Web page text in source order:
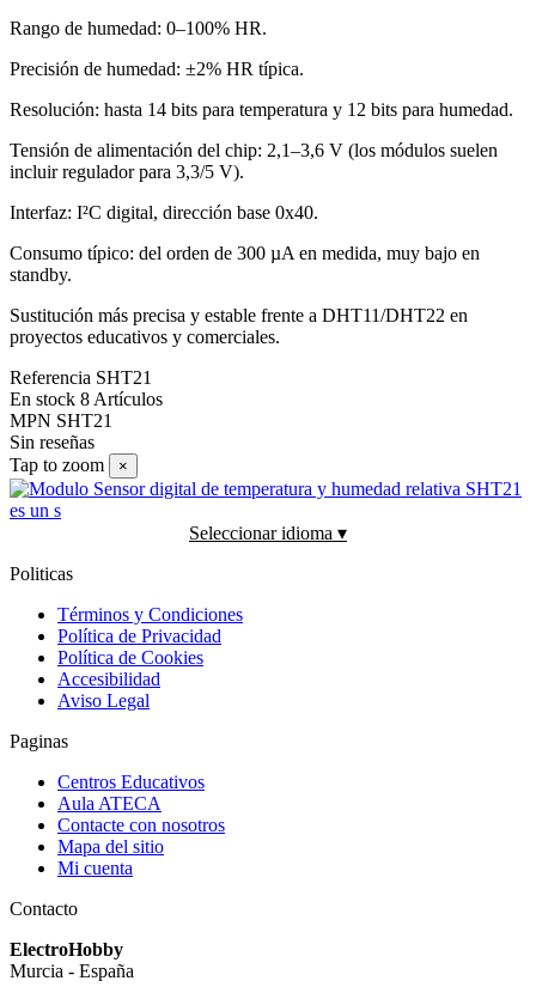
Rango de humedad: 0–100% HR.
Precisión de humedad: ±2% HR típica.
Resolución: hasta 14 bits para temperatura y 12 bits para humedad.
Tensión de alimentación del chip: 2,1–3,6 V (los módulos suelen
incluir regulador para 3,3/5 V).
Interfaz: I²C digital, dirección base 0x40.
Consumo típico: del orden de 300 µA en medida, muy bajo en
standby.
Sustitución más precisa y estable frente a DHT11/DHT22 en
proyectos educativos y comerciales.
Referencia SHT21
En stock 8 Artículos
MPN SHT21
Sin reseñas
Tap to zoom
×
Seleccionar idioma ▾
Politicas
Términos y Condiciones
Política de Privacidad
Política de Cookies
Accesibilidad
Aviso Legal
Paginas
Centros Educativos
Aula ATECA
Contacte con nosotros
Mapa del sitio
Mi cuenta
Contacto
ElectroHobby
Murcia - España